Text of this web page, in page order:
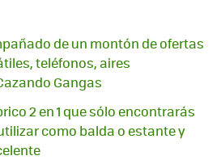
de un montón de ofertas
teléfonos, aires
Gangas
2 en 1 que sólo encontrarás
como balda o estante y